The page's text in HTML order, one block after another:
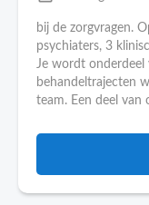
bij de zorgvragen.
psychiaters, 3
Je wordt onderdeel
behandeltrajecten
team. Een deel van